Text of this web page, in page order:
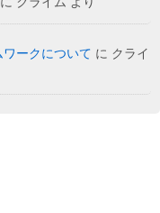
ークについて に クライ